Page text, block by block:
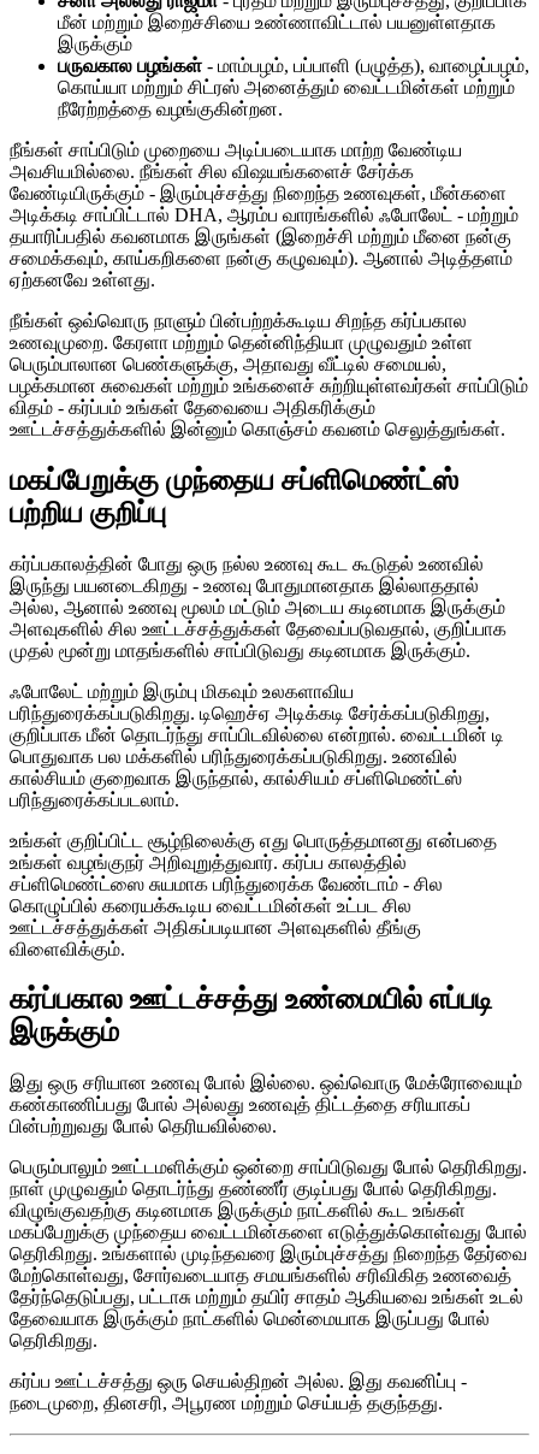
மீன் மற்றும் இறைச்சியை உண்ணாவிட்டால் பயனுள்ளதாக
இருக்கும்
பருவகால பழங்கள் - மாம்பழம், பப்பாளி (பழுத்த), வாழைப்பழம்,
கொய்யா மற்றும் சிட்ரஸ் அனைத்தும் வைட்டமின்கள் மற்றும்
நீரேற்றத்தை வழங்குகின்றன.
நீங்கள் சாப்பிடும் முறையை அடிப்படையாக மாற்ற வேண்டிய
அவசியமில்லை. நீங்கள் சில விஷயங்களைச் சேர்க்க
வேண்டியிருக்கும் - இரும்புச்சத்து நிறைந்த உணவுகள், மீன்களை
அடிக்கடி சாப்பிட்டால் DHA, ஆரம்ப வாரங்களில் ஃபோலேட் - மற்றும்
தயாரிப்பதில் கவனமாக இருங்கள் (இறைச்சி மற்றும் மீனை நன்கு
சமைக்கவும், காய்கறிகளை நன்கு கழுவவும்). ஆனால் அடித்தளம்
ஏற்கனவே உள்ளது.
நீங்கள் ஒவ்வொரு நாளும் பின்பற்றக்கூடிய சிறந்த கர்ப்பகால
உணவுமுறை. கேரளா மற்றும் தென்னிந்தியா முழுவதும் உள்ள
பெரும்பாலான பெண்களுக்கு, அதாவது வீட்டில் சமையல்,
பழக்கமான சுவைகள் மற்றும் உங்களைச் சுற்றியுள்ளவர்கள் சாப்பிடும்
விதம் - கர்ப்பம் உங்கள் தேவையை அதிகரிக்கும்
ஊட்டச்சத்துக்களில் இன்னும் கொஞ்சம் கவனம் செலுத்துங்கள்.
மகப்பேறுக்கு முந்தைய சப்ளிமெண்ட்ஸ்
பற்றிய குறிப்பு
கர்ப்பகாலத்தின் போது ஒரு நல்ல உணவு கூட கூடுதல் உணவில்
இருந்து பயனடைகிறது - உணவு போதுமானதாக இல்லாததால்
அல்ல, ஆனால் உணவு மூலம் மட்டும் அடைய கடினமாக இருக்கும்
அளவுகளில் சில ஊட்டச்சத்துக்கள் தேவைப்படுவதால், குறிப்பாக
முதல் மூன்று மாதங்களில் சாப்பிடுவது கடினமாக இருக்கும்.
ஃபோலேட் மற்றும் இரும்பு மிகவும் உலகளாவிய
பரிந்துரைக்கப்படுகிறது. டிஹெச்ஏ அடிக்கடி சேர்க்கப்படுகிறது,
குறிப்பாக மீன் தொடர்ந்து சாப்பிடவில்லை என்றால். வைட்டமின் டி
பொதுவாக பல மக்களில் பரிந்துரைக்கப்படுகிறது. உணவில்
கால்சியம் குறைவாக இருந்தால், கால்சியம் சப்ளிமெண்ட்ஸ்
பரிந்துரைக்கப்படலாம்.
உங்கள் குறிப்பிட்ட சூழ்நிலைக்கு எது பொருத்தமானது என்பதை
உங்கள் வழங்குநர் அறிவுறுத்துவார். கர்ப்ப காலத்தில்
சப்ளிமெண்ட்ஸை சுயமாக பரிந்துரைக்க வேண்டாம் - சில
கொழுப்பில் கரையக்கூடிய வைட்டமின்கள் உட்பட சில
ஊட்டச்சத்துக்கள் அதிகப்படியான அளவுகளில் தீங்கு
விளைவிக்கும்.
கர்ப்பகால ஊட்டச்சத்து உண்மையில் எப்படி
இருக்கும்
இது ஒரு சரியான உணவு போல் இல்லை. ஒவ்வொரு மேக்ரோவையும்
கண்காணிப்பது போல் அல்லது உணவுத் திட்டத்தை சரியாகப்
பின்பற்றுவது போல் தெரியவில்லை.
பெரும்பாலும் ஊட்டமளிக்கும் ஒன்றை சாப்பிடுவது போல் தெரிகிறது.
நாள் முழுவதும் தொடர்ந்து தண்ணீர் குடிப்பது போல் தெரிகிறது.
விழுங்குவதற்கு கடினமாக இருக்கும் நாட்களில் கூட உங்கள்
மகப்பேறுக்கு முந்தைய வைட்டமின்களை எடுத்துக்கொள்வது போல்
தெரிகிறது. உங்களால் முடிந்தவரை இரும்புச்சத்து நிறைந்த தேர்வை
மேற்கொள்வது, சோர்வடையாத சமயங்களில் சரிவிகித உணவைத்
தேர்ந்தெடுப்பது, பட்டாசு மற்றும் தயிர் சாதம் ஆகியவை உங்கள் உடல்
தேவையாக இருக்கும் நாட்களில் மென்மையாக இருப்பது போல்
தெரிகிறது.
கர்ப்ப ஊட்டச்சத்து ஒரு செயல்திறன் அல்ல. இது கவனிப்பு -
நடைமுறை, தினசரி, அபூரண மற்றும் செய்யத் தகுந்தது.